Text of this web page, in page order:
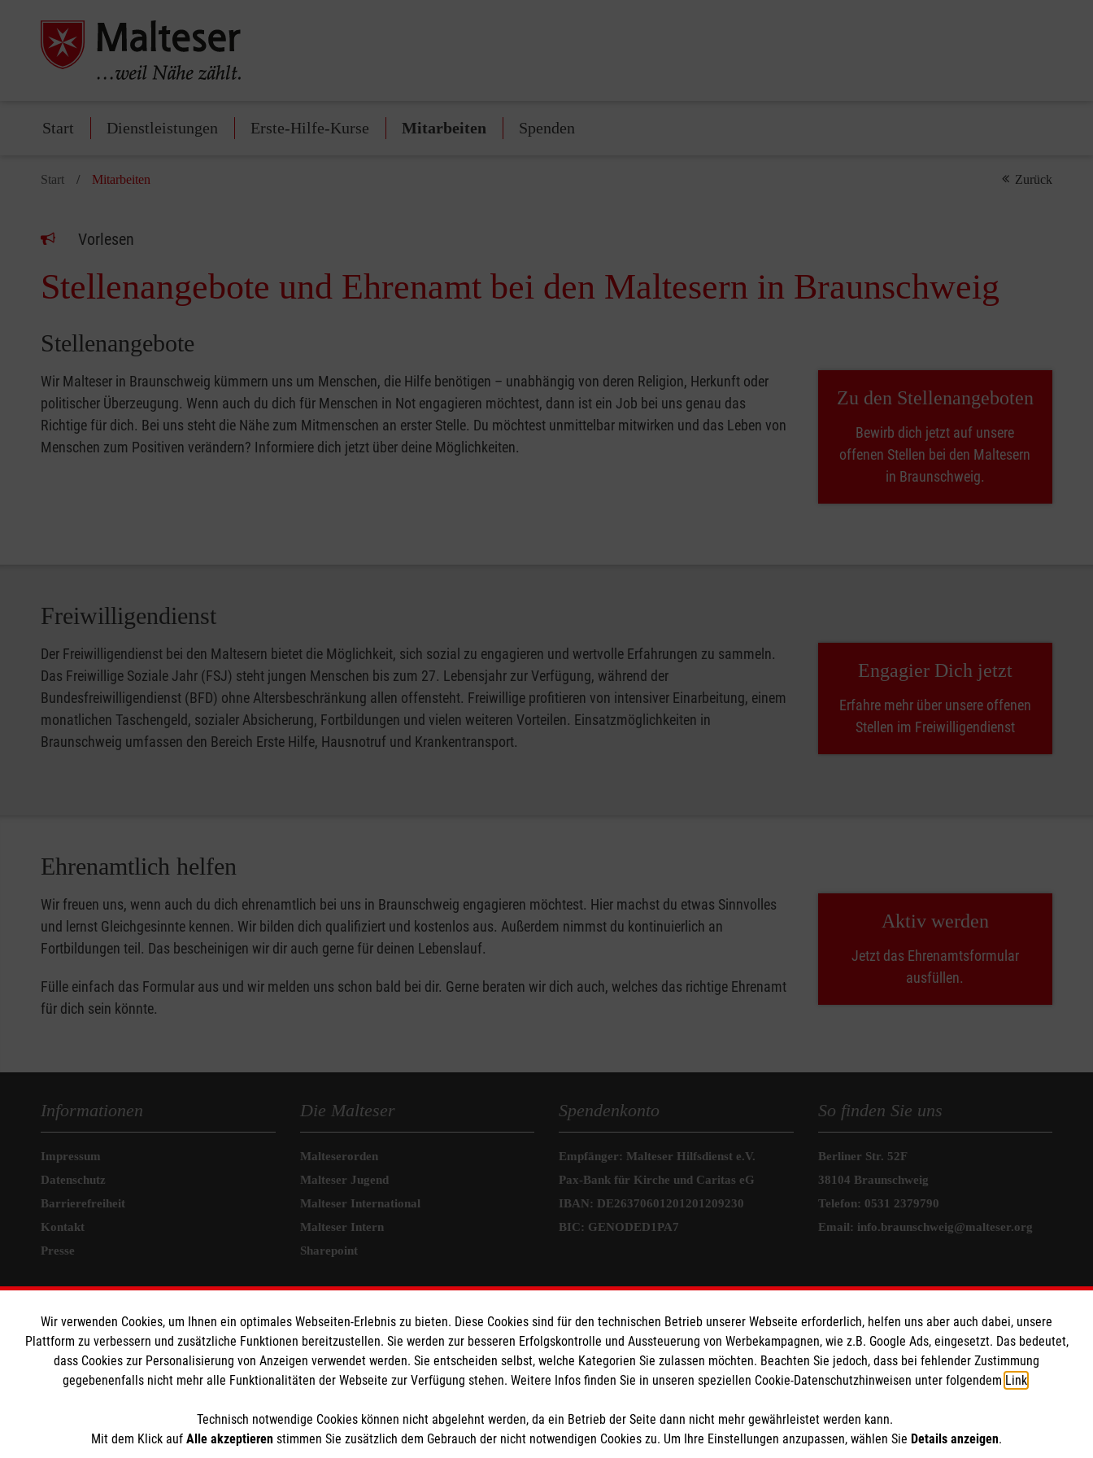
Start Dienstleistungen Erste-Hilfe-Kurse Mitarbeiten Spenden
Start Mitarbeiten Zurück
Vorlesen
Stellenangebote und Ehrenamt bei den Maltesern in Braunschweig
Stellenangebote
Wir Malteser in Braunschweig kümmern uns um Menschen, die Hilfe benötigen – unabhängig von deren Religion, Herkunft oder
politischer Überzeugung. Wenn auch du dich für Menschen in Not engagieren möchtest, dann ist ein Job bei uns genau das
Richtige für dich. Bei uns steht die Nähe zum Mitmenschen an erster Stelle. Du möchtest unmittelbar mitwirken und das Leben von
Menschen zum Positiven verändern? Informiere dich jetzt über deine Möglichkeiten.
Zu den Stellenangeboten
Bewirb dich jetzt auf unsere
offenen Stellen bei den Maltesern
in Braunschweig.
Freiwilligendienst
Der Freiwilligendienst bei den Maltesern bietet die Möglichkeit, sich sozial zu engagieren und wertvolle Erfahrungen zu sammeln.
Das Freiwillige Soziale Jahr (FSJ) steht jungen Menschen bis zum 27. Lebensjahr zur Verfügung, während der
Bundesfreiwilligendienst (BFD) ohne Altersbeschränkung allen offensteht. Freiwillige profitieren von intensiver Einarbeitung, einem
monatlichen Taschengeld, sozialer Absicherung, Fortbildungen und vielen weiteren Vorteilen. Einsatzmöglichkeiten in
Braunschweig umfassen den Bereich Erste Hilfe, Hausnotruf und Krankentransport.
Engagier Dich jetzt
Erfahre mehr über unsere offenen
Stellen im Freiwilligendienst
Ehrenamtlich helfen
Wir freuen uns, wenn auch du dich ehrenamtlich bei uns in Braunschweig engagieren möchtest. Hier machst du etwas Sinnvolles
und lernst Gleichgesinnte kennen. Wir bilden dich qualifiziert und kostenlos aus. Außerdem nimmst du kontinuierlich an
Fortbildungen teil. Das bescheinigen wir dir auch gerne für deinen Lebenslauf.
Fülle einfach das Formular aus und wir melden uns schon bald bei dir. Gerne beraten wir dich auch, welches das richtige Ehrenamt
für dich sein könnte.
Aktiv werden
Jetzt das Ehrenamtsformular
ausfüllen.
Informationen
Impressum
Datenschutz
Barrierefreiheit
Kontakt
Presse
MPG Ansprechpartner
Den Beauftragten für
Medizinproduktesicherheit im Malteser
Rettungsdienst und den Einsatzdiensten der
gmb_mpg@malteser.orgkontaktieren.
Die Malteser
Malteserorden
Malteser Jugend
Malteser International
Malteser Intern
Sharepoint
Spendenkonto
Empfänger: Malteser Hilfsdienst e.V.
Pax-Bank für Kirche und Caritas eG
IBAN: DE26370601201201209230
BIC: GENODED1PA7
So finden Sie uns
Berliner Str. 52F
38104 Braunschweig
Telefon: 0531 2379790
Email: info.braunschweig@malteser.org
Wir verwenden Cookies, um Ihnen ein optimales Webseiten-Erlebnis zu bieten. Diese Cookies sind für den technischen Betrieb unserer Webseite erforderlich, helfen uns aber auch dabei, unsere
Plattform zu verbessern und zusätzliche Funktionen bereitzustellen. Sie werden zur besseren Erfolgskontrolle und Aussteuerung von Werbekampagnen, wie z.B. Google Ads, eingesetzt. Das bedeutet,
dass Cookies zur Personalisierung von Anzeigen verwendet werden. Sie entscheiden selbst, welche Kategorien Sie zulassen möchten. Beachten Sie jedoch, dass bei fehlender Zustimmung
gegebenenfalls nicht mehr alle Funktionalitäten der Webseite zur Verfügung stehen. Weitere Infos finden Sie in unseren speziellen Cookie-Datenschutzhinweisen unter folgendem Link
Technisch notwendige Cookies können nicht abgelehnt werden, da ein Betrieb der Seite dann nicht mehr gewährleistet werden kann.
Mit dem Klick auf Alle akzeptieren stimmen Sie zusätzlich dem Gebrauch der nicht notwendigen Cookies zu. Um Ihre Einstellungen anzupassen, wählen Sie Details anzeigen.